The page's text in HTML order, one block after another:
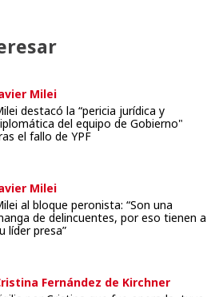
Milei
destacó la “pericia jurídica y
del equipo de Gobierno"
el fallo de YPF
Milei
al bloque peronista: “Son una
de delincuentes, por eso tienen a
líder presa”
Fernández de Kirchner